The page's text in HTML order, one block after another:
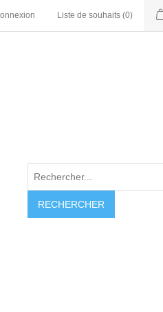
Liste de souhaits (0)
RECHERCHER